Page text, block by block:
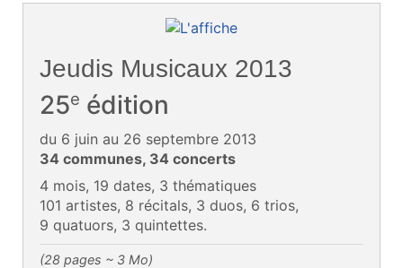
Jeudis Musicaux 2013
25e édition
du 6 juin au 26 septembre 2013
34 communes, 34 concerts
4 mois, 19 dates, 3 thématiques
101 artistes, 8 récitals, 3 duos, 6 trios,
9 quatuors, 3 quintettes.
(28 pages ~ 3 Mo)